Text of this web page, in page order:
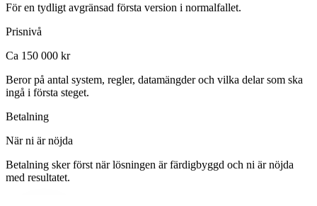
För en tydligt avgränsad första version i normalfallet.
Prisnivå
Ca 150 000 kr
Beror på antal system, regler, datamängder och vilka delar som ska
ingå i första steget.
Betalning
När ni är nöjda
Betalning sker först när lösningen är färdigbyggd och ni är nöjda
med resultatet.